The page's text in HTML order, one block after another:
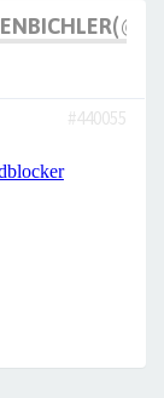
#440055